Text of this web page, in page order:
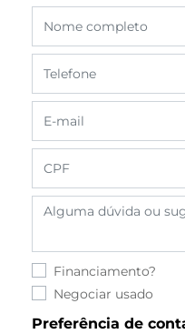
Financiamento?
Negociar usado
Preferência de